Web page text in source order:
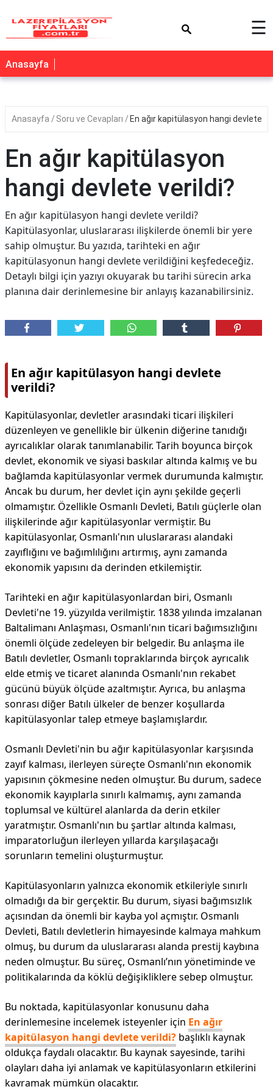
☰
Anasayfa
Anasayfa Soru ve Cevapları En ağır kapitülasyon hangi devlete
En ağır kapitülasyon
hangi devlete verildi?
En ağır kapitülasyon hangi devlete verildi?
Kapitülasyonlar, uluslararası ilişkilerde önemli bir yere
sahip olmuştur. Bu yazıda, tarihteki en ağır
kapitülasyonun hangi devlete verildiğini keşfedeceğiz.
Detaylı bilgi için yazıyı okuyarak bu tarihi sürecin arka
planına dair derinlemesine bir anlayış kazanabilirsiniz.
En ağır kapitülasyon hangi devlete
verildi?
Kapitülasyonlar, devletler arasındaki ticari ilişkileri
düzenleyen ve genellikle bir ülkenin diğerine tanıdığı
ayrıcalıklar olarak tanımlanabilir. Tarih boyunca birçok
devlet, ekonomik ve siyasi baskılar altında kalmış ve bu
bağlamda kapitülasyonlar vermek durumunda kalmıştır.
Ancak bu durum, her devlet için aynı şekilde geçerli
olmamıştır. Özellikle Osmanlı Devleti, Batılı güçlerle olan
ilişkilerinde ağır kapitülasyonlar vermiştir. Bu
kapitülasyonlar, Osmanlı'nın uluslararası alandaki
zayıflığını ve bağımlılığını artırmış, aynı zamanda
ekonomik yapısını da derinden etkilemiştir.
Tarihteki en ağır kapitülasyonlardan biri, Osmanlı
Devleti'ne 19. yüzyılda verilmiştir. 1838 yılında imzalanan
Baltalimanı Anlaşması, Osmanlı'nın ticari bağımsızlığını
önemli ölçüde zedeleyen bir belgedir. Bu anlaşma ile
Batılı devletler, Osmanlı topraklarında birçok ayrıcalık
elde etmiş ve ticaret alanında Osmanlı'nın rekabet
gücünü büyük ölçüde azaltmıştır. Ayrıca, bu anlaşma
sonrası diğer Batılı ülkeler de benzer koşullarda
kapitülasyonlar talep etmeye başlamışlardır.
Osmanlı Devleti'nin bu ağır kapitülasyonlar karşısında
zayıf kalması, ilerleyen süreçte Osmanlı'nın ekonomik
yapısının çökmesine neden olmuştur. Bu durum, sadece
ekonomik kayıplarla sınırlı kalmamış, aynı zamanda
toplumsal ve kültürel alanlarda da derin etkiler
yaratmıştır. Osmanlı'nın bu şartlar altında kalması,
imparatorluğun ilerleyen yıllarda karşılaşacağı
sorunların temelini oluşturmuştur.
Kapitülasyonların yalnızca ekonomik etkileriyle sınırlı
olmadığı da bir gerçektir. Bu durum, siyasi bağımsızlık
açısından da önemli bir kayba yol açmıştır. Osmanlı
Devleti, Batılı devletlerin himayesinde kalmaya mahkum
olmuş, bu durum da uluslararası alanda prestij kaybına
neden olmuştur. Bu süreç, Osmanlı’nın yönetiminde ve
politikalarında da köklü değişikliklere sebep olmuştur.
Bu noktada, kapitülasyonlar konusunu daha
derinlemesine incelemek isteyenler için En ağır
kapitülasyon hangi devlete verildi? başlıklı kaynak
oldukça faydalı olacaktır. Bu kaynak sayesinde, tarihi
olayları daha iyi anlamak ve kapitülasyonların etkilerini
kavramak mümkün olacaktır.